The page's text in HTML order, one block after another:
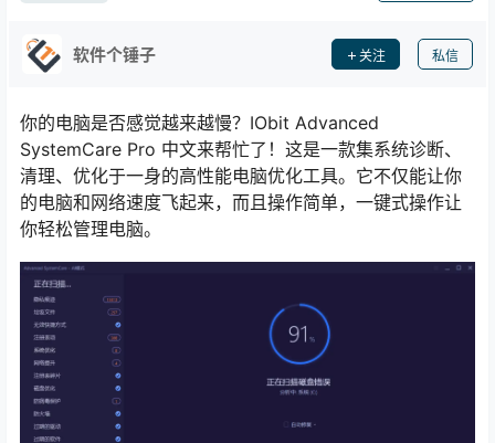
软件个锤子 关注 私信
你的电脑是否感觉越来越慢？IObit Advanced
SystemCare Pro 中文来帮忙了！这是一款集系统诊断、
清理、优化于一身的高性能电脑优化工具。它不仅能让你
的电脑和网络速度飞起来，而且操作简单，一键式操作让
你轻松管理电脑。